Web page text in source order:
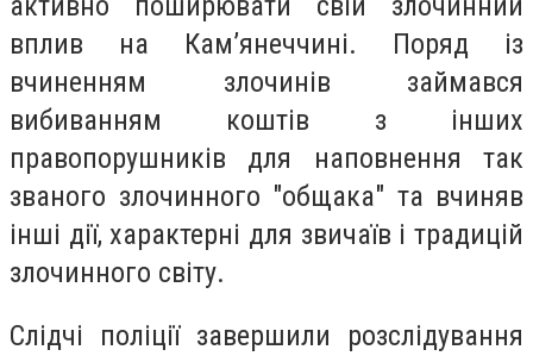
вплив на Кам’янеччині. Поряд із
вчиненням злочинів займався
вибиванням коштів з інших
правопорушників для наповнення так
званого злочинного "общака" та вчиняв
інші дії, характерні для звичаїв і традицій
злочинного світу.
Слідчі поліції завершили розслідування